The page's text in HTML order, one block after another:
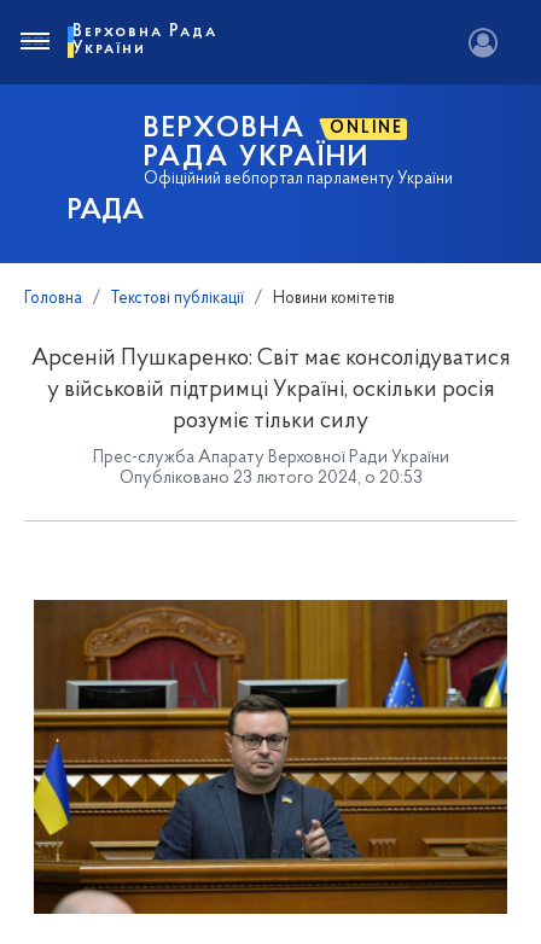
РАДА
ВЕРХОВНА ONLINE
РАДА УКРАЇНИ
Офіційний вебпортал парламенту України
Верховна Рада
України
Головна Текстові публікації Новини комітетів
Арсеній Пушкаренко: Світ має консолідуватися
у військовій підтримці Україні, оскільки росія
розуміє тільки силу
Прес-служба Апарату Верховної Ради України
Опубліковано 23 лютого 2024, о 20:53